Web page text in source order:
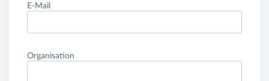
E-Mail
Organisation